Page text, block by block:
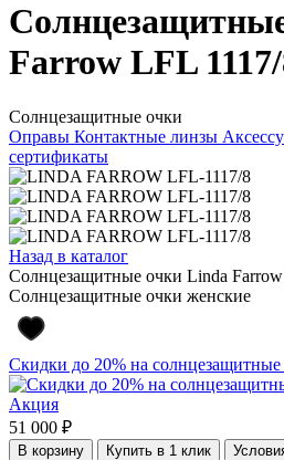
Farrow LFL
Солнцезащитные очки
Оправы Контактные линзы
сертификаты
Назад в каталог
Солнцезащитные очки Linda
Солнцезащитные очки женские
Скидки до 20% на солнцезащитные
Акция
51 000 ₽
В корзину Купить в 1 клик